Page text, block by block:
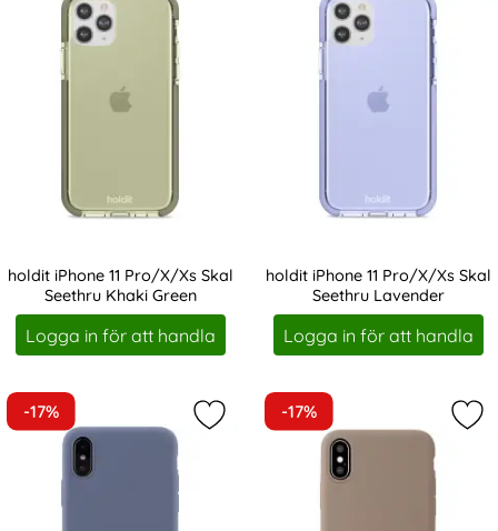
holdit iPhone 11 Pro/X/Xs Skal
Seethru Khaki Green
Art. nr 203772
Logga in för att handla
holdit iPhone 11 Pro/X/Xs Skal
Seethru Lavender
Art. nr 203793
Logga in för att handla
-17%
Markera holdit iPhone X/Xs
-17%